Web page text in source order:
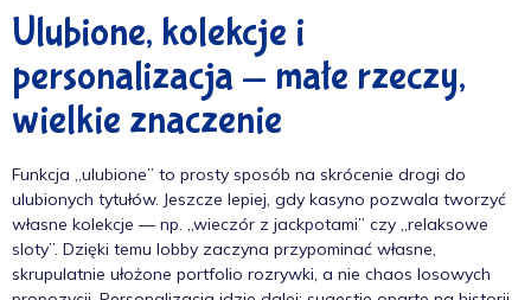
Ulubione, kolekcje i
personalizacja — małe rzeczy,
wielkie znaczenie
Funkcja „ulubione” to prosty sposób na skrócenie drogi do
ulubionych tytułów. Jeszcze lepiej, gdy kasyno pozwala tworzyć
własne kolekcje — np. „wieczór z jackpotami” czy „relaksowe
sloty”. Dzięki temu lobby zaczyna przypominać własne,
skrupulatnie ułożone portfolio rozrywki, a nie chaos losowych